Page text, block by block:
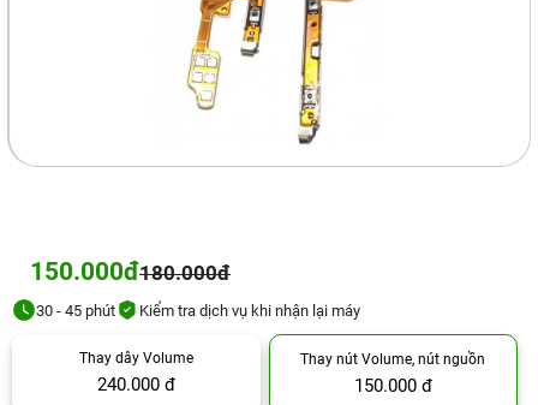
150.000đ180.000đ
30 - 45 phút Kiểm tra dịch vụ khi nhận lại máy
Thay dây Volume
240.000 đ
Thay nút Volume, nút nguồn
150.000 đ